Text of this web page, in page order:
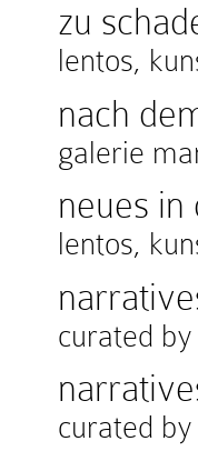
zu
lentos,
nach
galerie
neues
lentos,
curated
curated